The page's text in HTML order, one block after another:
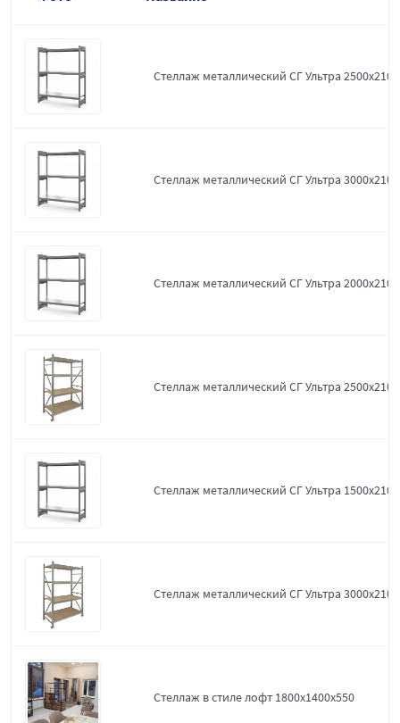
Стеллаж металлический СГ Ультра
Стеллаж металлический СГ Ультра
Стеллаж металлический СГ Ультра
Стеллаж металлический СГ Ультра
Стеллаж металлический СГ Ультра
Стеллаж металлический СГ Ультра
Стеллаж в стиле лофт 1800х1400х550